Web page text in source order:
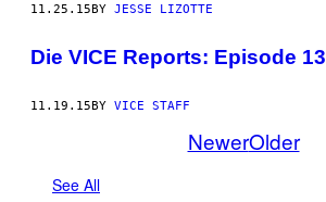
11.25.15BY JESSE LIZOTTE
Die VICE Reports: Episode 13
11.19.15 BY VICE STAFF
NewerOlder
See All